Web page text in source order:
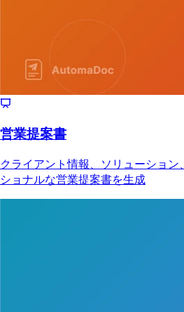
営業提案書
クライアント情報、ソリューショ
ショナルな営業提案書を生成